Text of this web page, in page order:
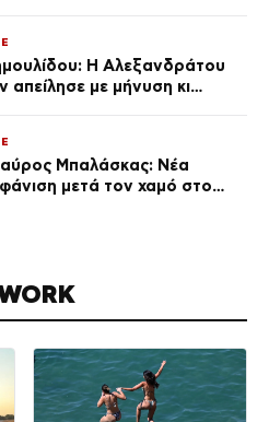
Η Αλεξανδράτου
απείλησε με μήνυση κι
είσαι σοκαρίστικα»
Μπαλάσκας: Νέα
μετά τον χαμό στο